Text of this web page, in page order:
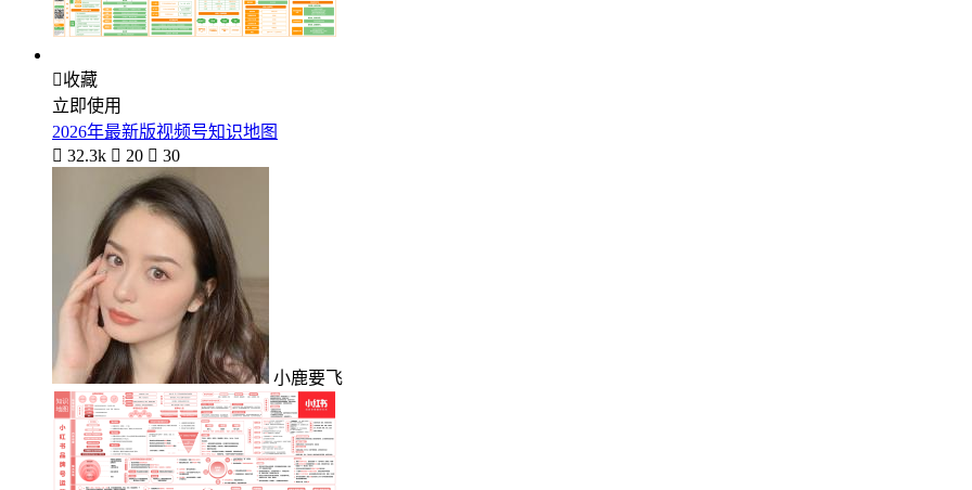
收藏
立即使用
2026年最新版视频号知识地图
 32.3k  20  30
小鹿要飞